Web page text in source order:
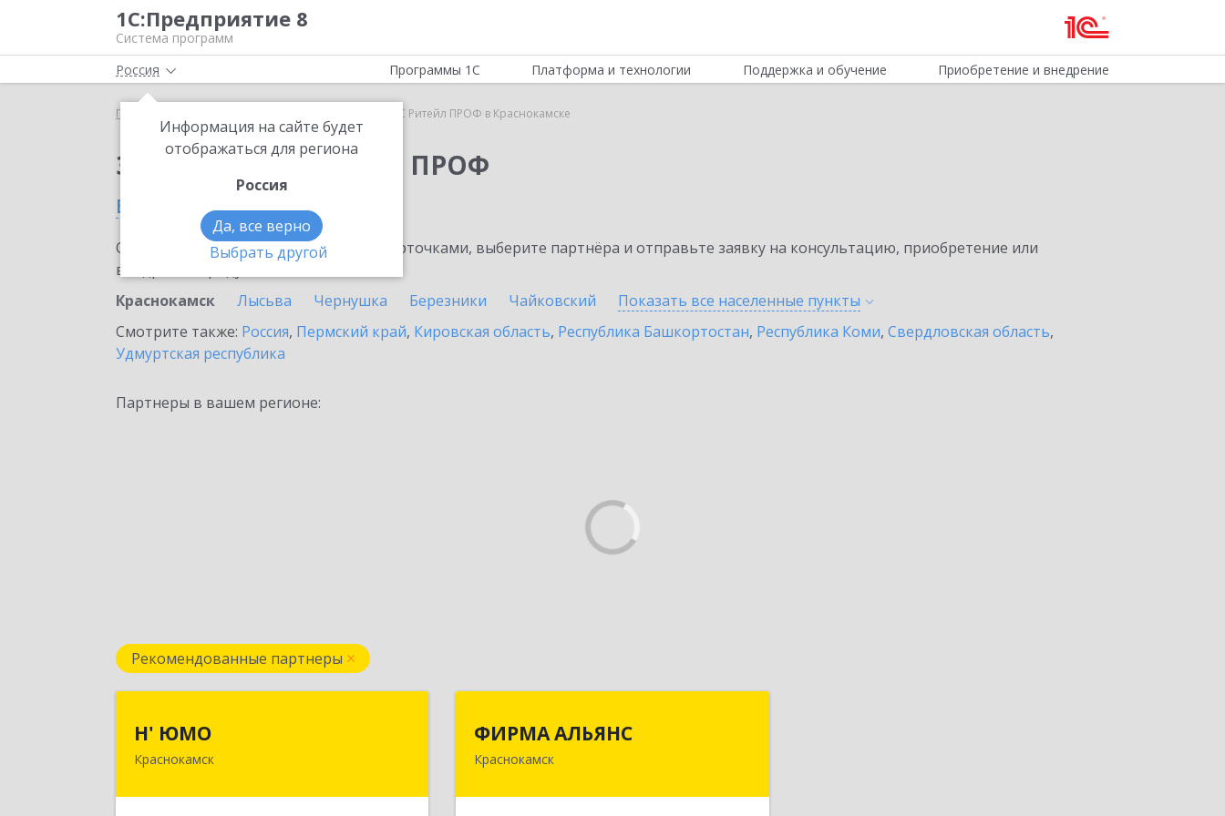
1С:Предприятие 8
Система программ
Россия
Информация на сайте будет
отображаться для региона
Россия
Да, все верно
Выбрать другой
Программы 1С Платформа и технологии Поддержка и обучение Приобретение и внедрение
Главная ИТС Ритейл ПРОФ в Краснокамске
Заказать ИТС Ритейл ПРОФ
в Краснокамске
Ознакомьтесь с информационными карточками, выберите партнёра и отправьте заявку на консультацию, приобретение или
внедрение продукта.
Краснокамск
Лысьва Чернушка Березники Чайковский Показать все населенные пункты
Смотрите также: Россия, Пермский край, Кировская область, Республика Башкортостан, Республика Коми, Свердловская область,
Удмуртская республика
Партнеры в вашем регионе:
Рекомендованные партнеры
Н' ЮМО
Краснокамск
ФИРМА АЛЬЯНС
Краснокамск